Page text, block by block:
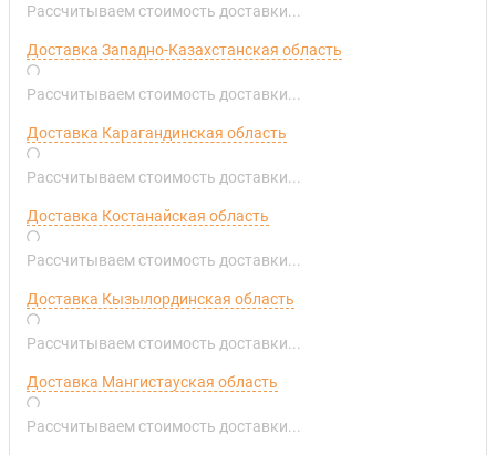
Рассчитываем стоимость доставки...
Доставка Западно-Казахстанская область
Рассчитываем стоимость доставки...
Доставка Карагандинская область
Рассчитываем стоимость доставки...
Доставка Костанайская область
Рассчитываем стоимость доставки...
Доставка Кызылординская область
Рассчитываем стоимость доставки...
Доставка Мангистауская область
Рассчитываем стоимость доставки...